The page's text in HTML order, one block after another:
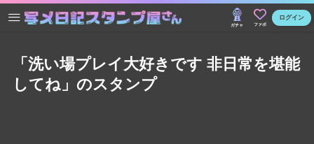
ガチャ ファボ
ログイン
「洗い場プレイ大好きです 非日常を堪能
してね」のスタンプ